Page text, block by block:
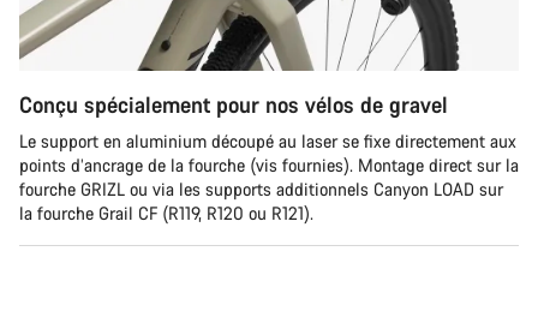
Conçu spécialement pour nos vélos de gravel
Le support en aluminium découpé au laser se fixe directement aux
points d’ancrage de la fourche (vis fournies). Montage direct sur la
fourche GRIZL ou via les supports additionnels Canyon LOAD sur
la fourche Grail CF (R119, R120 ou R121).